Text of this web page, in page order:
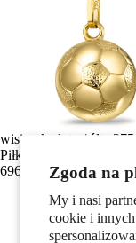
Zgoda na
My i nasi
cookie i
wisiorek złoto żółte
Piłkarski Ø12 mm
696,00 zł